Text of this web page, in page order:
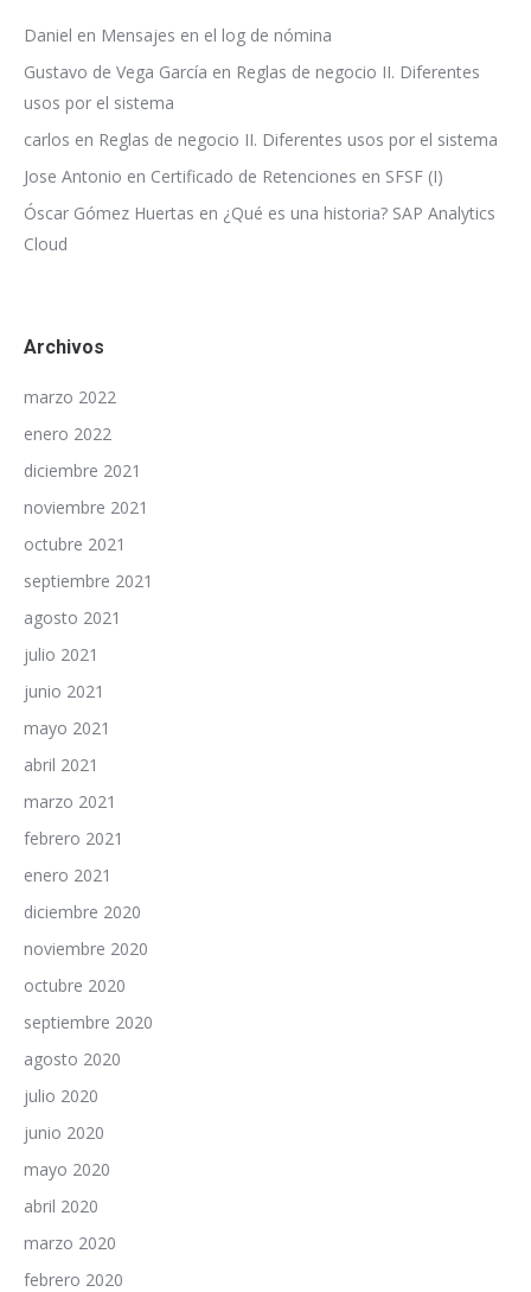
Daniel en Mensajes en el log de nómina
Gustavo de Vega García en Reglas de negocio II. Diferentes
usos por el sistema
carlos en Reglas de negocio II. Diferentes usos por el sistema
Jose Antonio en Certificado de Retenciones en SFSF (I)
Óscar Gómez Huertas en ¿Qué es una historia? SAP Analytics
Cloud
Archivos
marzo 2022
enero 2022
diciembre 2021
noviembre 2021
octubre 2021
septiembre 2021
agosto 2021
julio 2021
junio 2021
mayo 2021
abril 2021
marzo 2021
febrero 2021
enero 2021
diciembre 2020
noviembre 2020
octubre 2020
septiembre 2020
agosto 2020
julio 2020
junio 2020
mayo 2020
abril 2020
marzo 2020
febrero 2020